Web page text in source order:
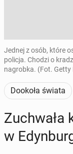
Jednej z osób, które
policja. Chodzi o
nagrobka. (Fot. Getty
Dookoła świata
Zu­chwa­ła
w